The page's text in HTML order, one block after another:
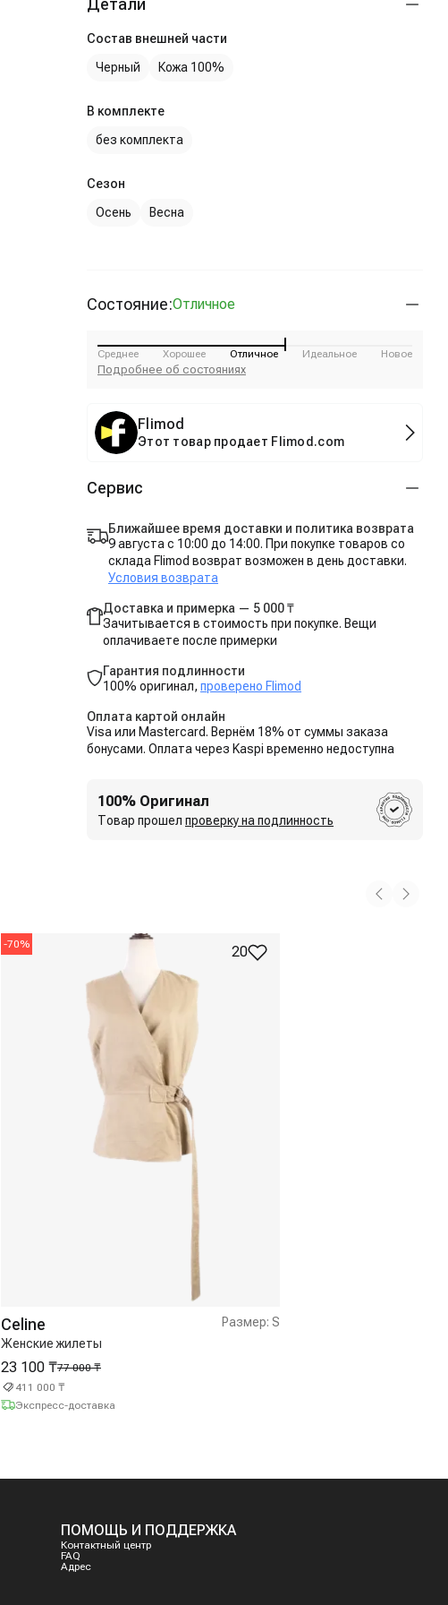
Детали
Состав внешней части
Черный
Кожа 100%
В комплекте
без комплекта
Сезон
Осень
Весна
Состояние:Отличное
Среднее Хорошее Отличное Идеальное Новое
Подробнее об состояниях
Flimod
Этот товар продает Flimod.com
Сервис
Ближайшее время доставки и политика возврата
9 августа с 10:00 до 14:00. При покупке товаров со
склада Flimod возврат возможен в день доставки.
Условия возврата
Доставка и примерка — 5 000 ₸
Зачитывается в стоимость при покупке. Вещи
оплачиваете после примерки
Гарантия подлинности
100% оригинал, проверено Flimod
Оплата картой онлайн
Visa или Mastercard. Вернём 18% от суммы заказа
бонусами. Оплата через Kaspi временно недоступна
100% Оригинал
Товар прошел проверку на подлинность
-70% 20
Celine
Женские жилеты
Размер: S
77 000 ₸
23 100 ₸
411 000 ₸
Экспресс-доставка
ПОМОЩЬ И ПОДДЕРЖКА
Контактный центр
FAQ
Адрес